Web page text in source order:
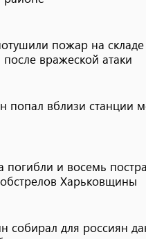
пожар на складе
после вражеской атаки
попал вблизи станции
погибли и восемь
обстрелов Харьковщины
собирал для россиян